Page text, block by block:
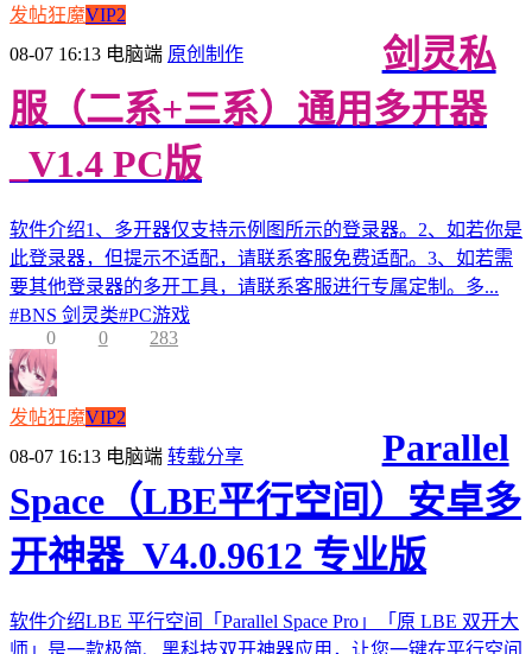
发帖狂魔VIP2
08-07 16:13 电脑端 原创制作
剑灵私
服（二系+三系）通用多开器
_V1.4 PC版
软件介绍1、多开器仅支持示例图所示的登录器。2、如若你是
此登录器，但提示不适配，请联系客服免费适配。3、如若需
要其他登录器的多开工具，请联系客服进行专属定制。多...
#BNS 剑灵类#PC游戏
0
0 283
发帖狂魔VIP2
08-07 16:13 电脑端 转载分享
Parallel
Space（LBE平行空间）安卓多
开神器_V4.0.9612 专业版
软件介绍LBE 平行空间「Parallel Space Pro」「原 LBE 双开大
师」是一款极简、黑科技双开神器应用，让您一键在平行空间